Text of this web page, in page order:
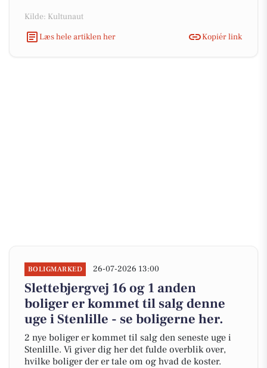
Kilde: Kultunaut
Læs hele artiklen her
Kopiér link
BOLIGMARKED 26-07-2026 13:00
Slettebjergvej 16 og 1 anden
boliger er kommet til salg denne
uge i Stenlille - se boligerne her.
2 nye boliger er kommet til salg den seneste uge i
Stenlille. Vi giver dig her det fulde overblik over,
hvilke boliger der er tale om og hvad de koster.